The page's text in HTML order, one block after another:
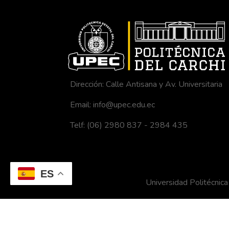
ES
Dirección: Calle Antisana y Av. Universitaria
Email: info@upec.edu.ec
Telf: (06) 2980 837 - 2984 435
Universidad